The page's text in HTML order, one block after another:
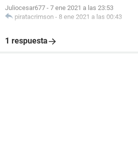
Juliocesar677 - 7 ene 2021 a las 23:53
piratacrimson - 8 ene 2021 a las 00:43
1 respuesta